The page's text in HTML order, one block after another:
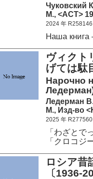
Чуковский
М., <АСТ>
2024 年 R258146
Наша книга
ヴィク
げては駄
Нарочно
Ледерман
М., Изд-во
2025 年 R277560
「わざと
「クロコジ
ロシア
〔1936-